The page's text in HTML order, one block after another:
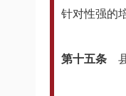
针对性强的
第十五条